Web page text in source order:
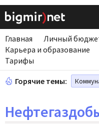
Главная Личный
Карьера и образование
Тарифы
Горячие темы: